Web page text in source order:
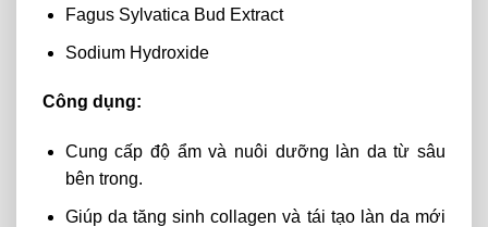
Fagus Sylvatica Bud Extract
Sodium Hydroxide
Công dụng:
Cung cấp độ ẩm và nuôi dưỡng làn da từ sâu
bên trong.
Giúp da tăng sinh collagen và tái tạo làn da mới